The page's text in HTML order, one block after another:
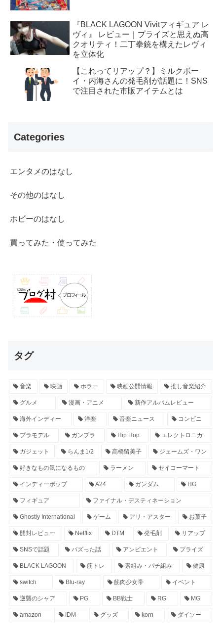
『BLACK LAGOON Vivitフィギュア レ
ヴィ』 レビュー｜プライズと思えぬ高
クオリティ！二丁拳銃を構えたレヴィ
を立体化
【これってリアップ？】ミルクボー
イ・内海さんの発毛剤が話題に！SNS
で注目された市販アイテムとは
Categories
エンタメのはなし
その他のはなし
ホビーのはなし
買ってみた・使ってみた
タグ
音楽 映画 ホラー 映画公開情報 推し音楽紹介
グルメ 漫画・アニメ 新作アルバムレビュー
海外インディー 洋楽 音楽ニュース コンビニ
プラモデル ガンプラ Hip Hop エレクトロニカ
ガジェット らんま1/2 高橋留美子 ジェームズ・ワン
好きなもの気になるもの ラーメン セイコーマート
インディーポップ A24 ガンダム HG
フィギュア ファイナル・デスティネーション
Ghostly International ゲーム アリ・アスター お菓子
開封レビュー Netflix DTM 発毛剤 リアップ
SNSで話題 バズった話 アンビエント プライズ
BLACK LAGOON 筋トレ 素組み・パチ組み 健康
switch Blu-ray 筋肉少女帯 イベント
逆襲のシャア PG BB戦士 RG MG
amazon IDM グッズ korn ダイソー